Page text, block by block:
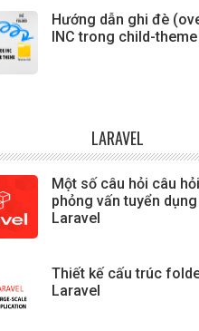
Hướng dẫn ghi đè
INC trong child-
LARAVEL
Một số câu hỏi câu
phỏng vấn tuyển
Laravel
Thiết kế cấu trúc
Laravel